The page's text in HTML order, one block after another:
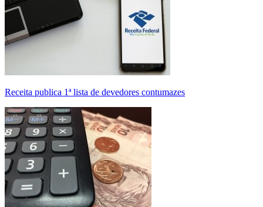
Receita publica 1ª lista de devedores contumazes